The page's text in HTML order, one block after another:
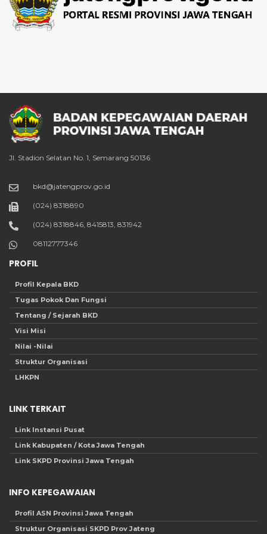
Jl. Stadion Selatan No. 1, Semarang 50136
bkd@jatengprov.go.id
(024) 8318890
(024) 8318846, 8415813, 831942
08112777346
PROFIL
Profil Kepala BKD
Tugas Pokok Dan Fungsi
Tentang / Sejarah BKD
Visi Misi
Nilai -Nilai
Struktur Organisasi
LHKPN
LINK TERKAIT
Link Instansi Pusat
Link Kabupaten / Kota Jawa Tengah
Link SKPD Provinsi Jawa Tengah
INFO KEPEGAWAIAN
Profil ASN Provinsi Jawa Tengah
Struktur Organisasi SKPD Prov Jateng